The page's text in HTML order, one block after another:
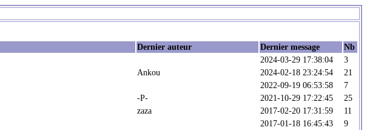
Dernier auteur Dernier message
Nb
2024-03-29 17:38:04
3
Ankou 2024-02-18 23:24:54
21
2022-09-19 06:53:58
7
-P- 2021-10-29 17:22:45
25
zaza 2017-02-20 17:31:59
11
2017-01-18 16:45:43
9